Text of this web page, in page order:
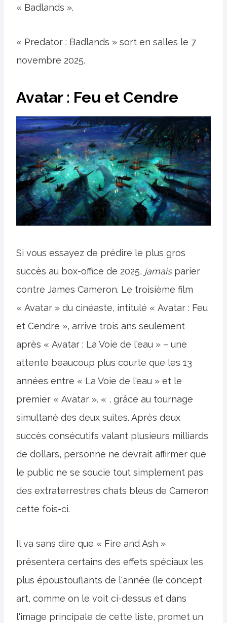
« Badlands ».
« Predator : Badlands » sort en salles le 7
novembre 2025.
Avatar : Feu et Cendre
Si vous essayez de prédire le plus gros
succès au box-office de 2025, jamaisparier
contre James Cameron. Le troisième film
« Avatar » du cinéaste, intitulé « Avatar : Feu
et Cendre », arrive trois ans seulement
après « Avatar : La Voie de l'eau » – une
attente beaucoup plus courte que les 13
années entre « La Voie de l'eau » et le
premier « Avatar ». « , grâce au tournage
simultané des deux suites. Après deux
succès consécutifs valant plusieurs milliards
de dollars, personne ne devrait affirmer que
le public ne se soucie tout simplement pas
des extraterrestres chats bleus de Cameron
cette fois-ci.
Il va sans dire que « Fire and Ash »
présentera certains des effets spéciaux les
plus époustouflants de l'année (le concept
art, comme on le voit ci-dessus et dans
l'image principale de cette liste, promet un